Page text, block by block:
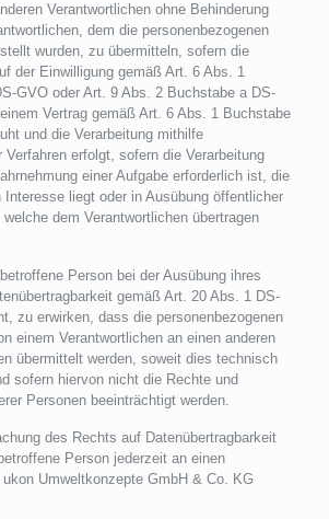
Verantwortlichen ohne Behinderung
dem die personenbezogenen
wurden, zu übermitteln, sofern die
der Einwilligung gemäß Art. 6 Abs. 1
GVO oder Art. 9 Abs. 2 Buchstabe a DS-
Vertrag gemäß Art. 6 Abs. 1 Buchstabe
und die Verarbeitung mithilfe
Verfahren erfolgt, sofern die Verarbeitung
einer Aufgabe erforderlich ist, die
Interesse liegt oder in Ausübung öffentlicher
dem Verantwortlichen übertragen
Person bei der Ausübung ihres
gemäß Art. 20 Abs. 1 DS-
zu erwirken, dass die personenbezogenen
einem Verantwortlichen an einen anderen
übermittelt werden, soweit dies technisch
sofern hiervon nicht die Rechte und
Personen beeinträchtigt werden.
des Rechts auf Datenübertragbarkeit
Person jederzeit an einen
ukon Umweltkonzepte GmbH & Co. KG